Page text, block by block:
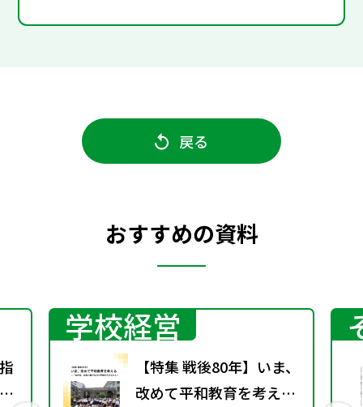
戻る
おすすめの資料
学校経営
【特集 戦後80年】いま、
改めて平和教育を考え